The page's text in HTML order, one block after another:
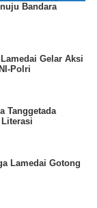
Bandara
Gelar Aksi
Polri
Tanggetada
Lamedai Gotong